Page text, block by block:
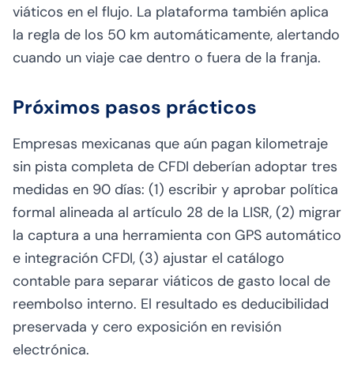
viáticos en el flujo. La plataforma también aplica
la regla de los 50 km automáticamente, alertando
cuando un viaje cae dentro o fuera de la franja.
Próximos pasos prácticos
Empresas mexicanas que aún pagan kilometraje
sin pista completa de CFDI deberían adoptar tres
medidas en 90 días: (1) escribir y aprobar política
formal alineada al artículo 28 de la LISR, (2) migrar
la captura a una herramienta con GPS automático
e integración CFDI, (3) ajustar el catálogo
contable para separar viáticos de gasto local de
reembolso interno. El resultado es deducibilidad
preservada y cero exposición en revisión
electrónica.